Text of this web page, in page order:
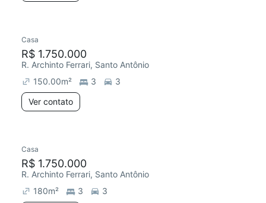
Casa
R$ 1.750.000
R. Archinto Ferrari, Santo Antônio
150.00m² 3
3
Ver contato
Casa
R$ 1.750.000
R. Archinto Ferrari, Santo Antônio
180m² 3
3